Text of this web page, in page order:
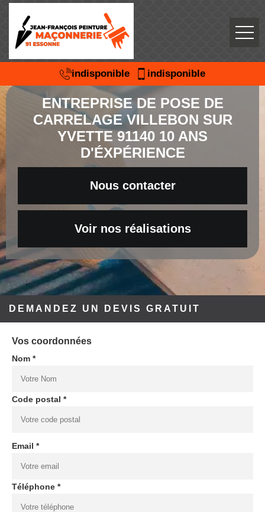
indisponible indisponible
ENTREPRISE DE POSE DE
CARRELAGE VILLEBON SUR
YVETTE 91140 10 ANS
D'ÉXPÉRIENCE
Nous contacter
Voir nos réalisations
DEMANDEZ UN DEVIS GRATUIT
Vos coordonnées
Nom *
Code postal *
Email *
Téléphone *